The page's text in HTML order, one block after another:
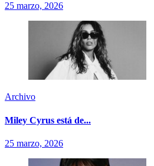
25 marzo, 2026
Archivo
Miley Cyrus está de...
25 marzo, 2026